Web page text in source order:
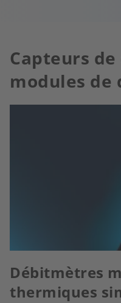
Capteurs
modules de
Débitmètres
thermiques